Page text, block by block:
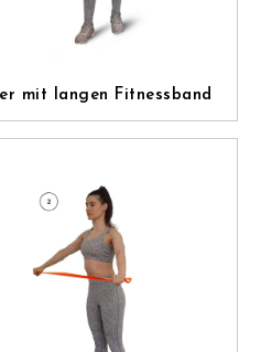
mit langen Fitnessband